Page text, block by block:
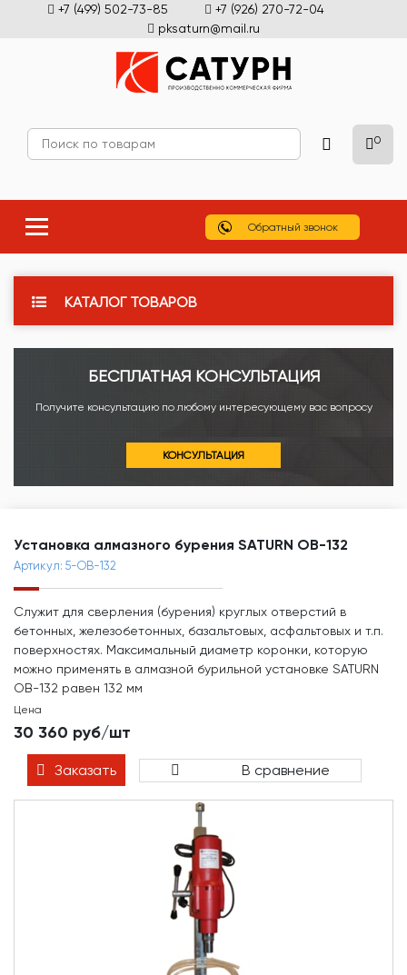
+7 (499) 502-73-85
+7 (926) 270-72-04
pksaturn@mail.ru
0
Обратный звонок
КАТАЛОГ ТОВАРОВ
БЕСПЛАТНАЯ КОНСУЛЬТАЦИЯ
Получите консультацию по любому интересующему вас вопросу
КОНСУЛЬТАЦИЯ
Установка алмазного бурения SATURN OB-132
Артикул: 5-OB-132
Служит для сверления (бурения) круглых отверстий в
бетонных, железобетонных, базальтовых, асфальтовых и т.п.
поверхностях. Максимальный диаметр коронки, которую
можно применять в алмазной бурильной установке SATURN
OB-132 равен 132 мм
Цена
30 360 руб/шт
Заказать В сравнение